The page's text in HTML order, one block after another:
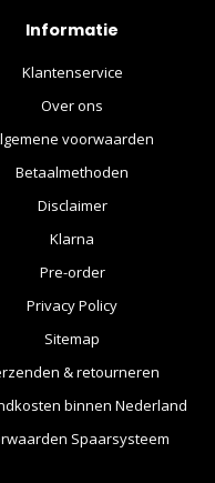
Informatie
Klantenservice
Over ons
voorwaarden
Betaalmethoden
Disclaimer
Klarna
Pre-order
Privacy Policy
Sitemap
& retourneren
binnen Nederland
Spaarsysteem